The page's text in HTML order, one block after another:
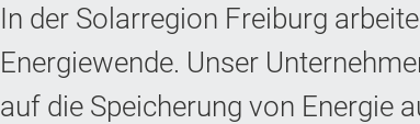
In der Solarregion Freiburg
Energiewende. Unser
auf die Speicherung von Energie